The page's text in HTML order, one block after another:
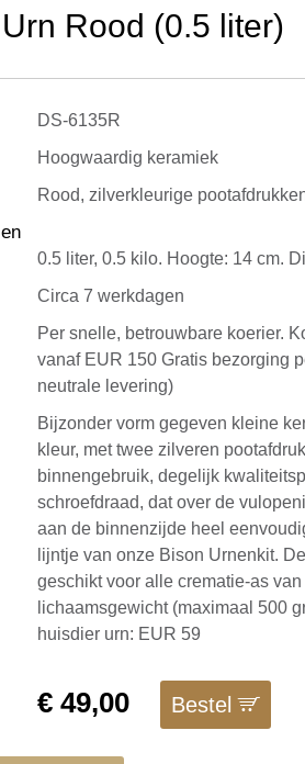
Rood (0.5 liter)
DS-6135R
Hoogwaardig keramiek
Rood, zilverkleurige
0.5 liter, 0.5 kilo. Hoogte: 14 cm.
Circa 7 werkdagen
Per snelle, betrouwbare koerier.
vanaf EUR 150 Gratis bezorging
neutrale levering)
Bijzonder vorm gegeven kleine
kleur, met twee zilveren
binnengebruik, degelijk
schroefdraad, dat over de
aan de binnenzijde heel
lijntje van onze Bison Urnenkit.
geschikt voor alle crematie-as
lichaamsgewicht (maximaal 500
huisdier urn: EUR 59
€49,00 Bestel